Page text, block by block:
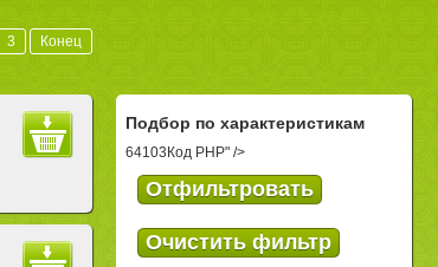
3 Конец
Подбор по характеристикам
64103 Код PHP" />